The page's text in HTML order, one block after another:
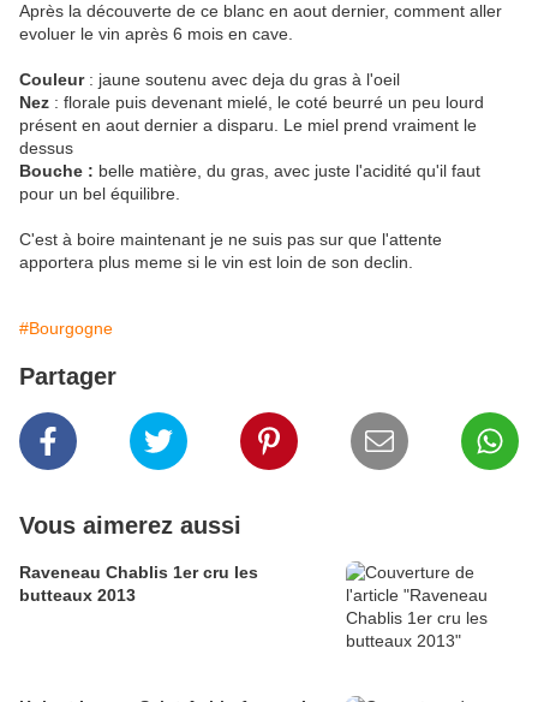
Après la découverte de ce blanc en aout dernier, comment aller
evoluer le vin après 6 mois en cave.
Couleur: jaune soutenu avec deja du gras à l'oeil
Nez : florale puis devenant mielé, le coté beurré un peu lourd
présent en aout dernier a disparu. Le miel prend vraiment le
dessus
Bouche : belle matière, du gras, avec juste l'acidité qu'il faut
pour un bel équilibre.
C'est à boire maintenant je ne suis pas sur que l'attente
apportera plus meme si le vin est loin de son declin.
#Bourgogne
Partager
Vous aimerez aussi
Raveneau Chablis 1er cru les
butteaux 2013